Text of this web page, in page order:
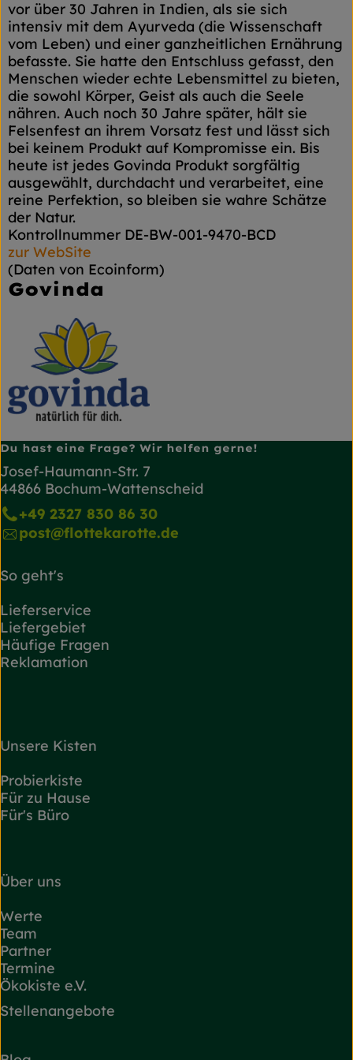
vor über 30 Jahren in Indien, als sie sich
intensiv mit dem Ayurveda (die Wissenschaft
vom Leben) und einer ganzheitlichen Ernährung
befasste. Sie hatte den Entschluss gefasst, den
Menschen wieder echte Lebensmittel zu bieten,
die sowohl Körper, Geist als auch die Seele
nähren. Auch noch 30 Jahre später, hält sie
Felsenfest an ihrem Vorsatz fest und lässt sich
bei keinem Produkt auf Kompromisse ein. Bis
heute ist jedes Govinda Produkt sorgfältig
ausgewählt, durchdacht und verarbeitet, eine
reine Perfektion, so bleiben sie wahre Schätze
der Natur.
Kontrollnummer DE-BW-001-9470-BCD
zur WebSite
(Daten von Ecoinform)
Govinda
Du hast eine Frage? Wir helfen gerne!
Josef-Haumann-Str. 7
44866 Bochum-Wattenscheid
+49 2327 830 86 30
post@flottekarotte.de
So geht's
Lieferservice
Liefergebiet
Häufige Fragen
Reklamation
Unsere Kisten
Probierkiste
Für zu Hause
Für's Büro
Über uns
Werte
Team
Partner
Termine
Ökokiste e.V.
Stellenangebote